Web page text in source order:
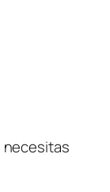
necesitas